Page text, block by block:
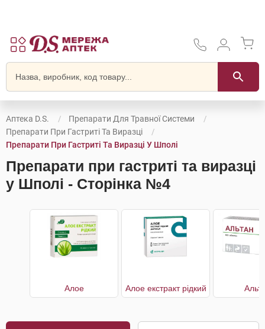
Аптека D.S.
Препарати Для Травної Системи
Препарати При Гастриті Та Виразці
Препарати При Гастриті Та Виразці У Шполі
Препарати при гастриті та виразці
у Шполі - Сторінка №4
Алое Алое екстракт рідкий